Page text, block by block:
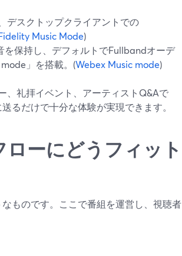
デスクトップクライアントでの
Music Mode)
保持し、デフォルトでFullbandオーデ
」を搭載。(Webex Music mode)
、礼拝イベント、アーティストQ&Aで
るだけで十分な体験が実現できます。
ーにどうフィット
ものです。ここで番組を運営し、視聴者